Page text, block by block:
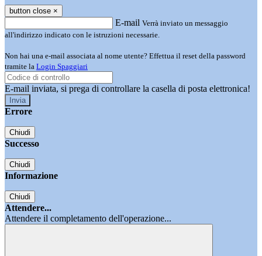
button close ×
E-mail Verrà inviato un messaggio
all'indirizzo indicato con le istruzioni necessarie.
Non hai una e-mail associata al nome utente? Effettua il reset della password
tramite la Login Spaggiari
E-mail inviata, si prega di controllare la casella di posta elettronica!
Errore
Chiudi
Successo
Chiudi
Informazione
Chiudi
Attendere...
Attendere il completamento dell'operazione...